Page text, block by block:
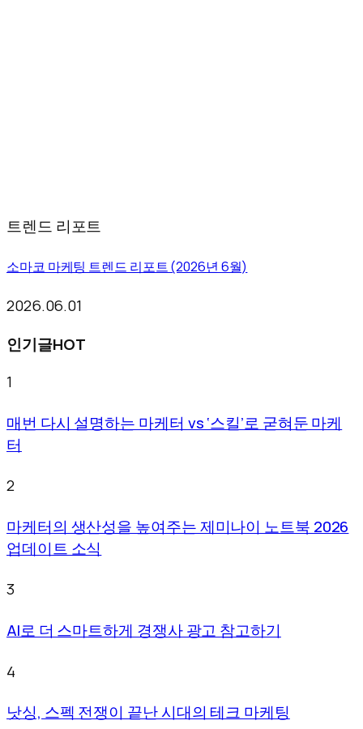
트렌드 리포트
소마코 마케팅 트렌드 리포트 (2026년 6월)
2026.06.01
인기글HOT
1
매번 다시 설명하는 마케터 vs ‘스킬’로 굳혀둔 마케
터
2
마케터의 생산성을 높여주는 제미나이 노트북 2026
업데이트 소식
3
AI로 더 스마트하게 경쟁사 광고 참고하기
4
낫싱, 스펙 전쟁이 끝난 시대의 테크 마케팅